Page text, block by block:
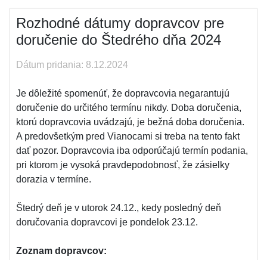
Rozhodné dátumy dopravcov pre
doručenie do Štedrého dňa 2024
Dátum pridania: 8.12.2024
Je dôležité spomenúť, že dopravcovia negarantujú
doručenie do určitého termínu nikdy. Doba doručenia,
ktorú dopravcovia uvádzajú, je bežná doba doručenia.
A predovšetkým pred Vianocami si treba na tento fakt
dať pozor. Dopravcovia iba odporúčajú termín podania,
pri ktorom je vysoká pravdepodobnosť, že zásielky
dorazia v termíne.
Štedrý deň je v utorok 24.12., kedy posledný deň
doručovania dopravcovi je pondelok 23.12.
Zoznam dopravcov: